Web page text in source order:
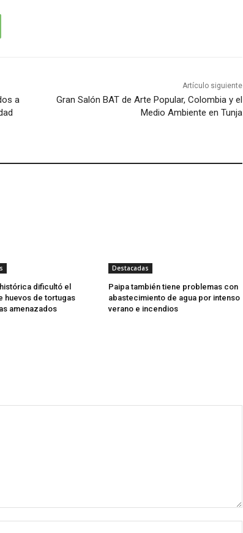
a
Artículo siguiente
Gran Salón BAT de Arte Popular, Colombia y el
Medio Ambiente en Tunja
dificultó el
huevos de tortugas
amenazados
Destacadas
Paipa también tiene problemas con
abastecimiento de agua por intenso
verano e incendios